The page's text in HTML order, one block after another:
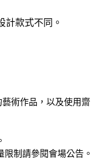
款式不同。
術作品，以及使用齋
制請參閱會場公告。